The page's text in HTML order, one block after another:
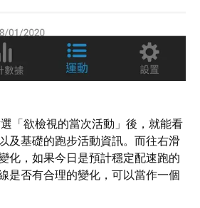
「欲檢視的當次活動」後，就能看
及基礎的跑步活動資訊。而往右滑
化，如果今日是預計穩定配速跑的
是否有合理的變化，可以當作一個